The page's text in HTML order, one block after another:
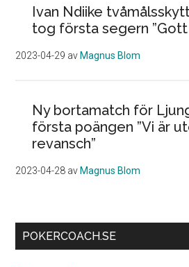
Ivan Ndiike
tog första segern
2023-04-29 av Magnus Blom
Ny bortamatch för
första poängen ”Vi är
revansch”
2023-04-28 av Magnus Blom
POKERCOACH.SE